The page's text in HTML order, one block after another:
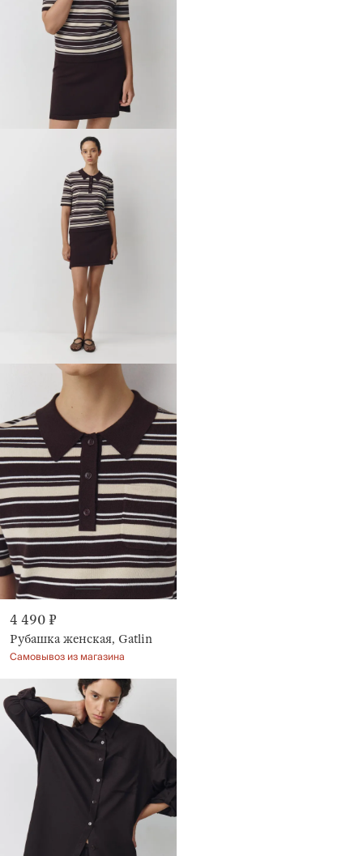
4 490 ₽
Рубашка женская, Gatlin
Самовывоз из магазина